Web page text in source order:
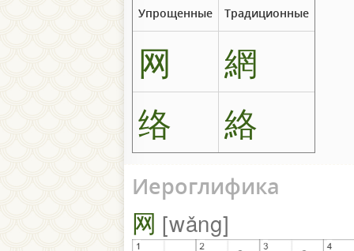
Упрощенные Традиционные
网
網
络
絡
Иероглифика
网 wǎng